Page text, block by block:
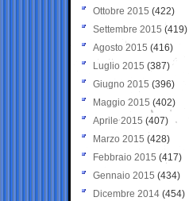
Ottobre 2015 (422)
Settembre 2015 (419)
Agosto 2015 (416)
Luglio 2015 (387)
Giugno 2015 (396)
Maggio 2015 (402)
Aprile 2015 (407)
Marzo 2015 (428)
Febbraio 2015 (417)
Gennaio 2015 (434)
Dicembre 2014 (454)